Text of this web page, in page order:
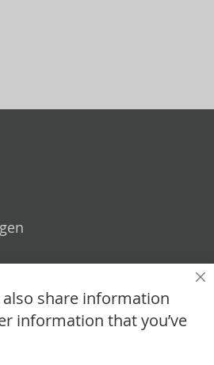
share information
information that you’ve